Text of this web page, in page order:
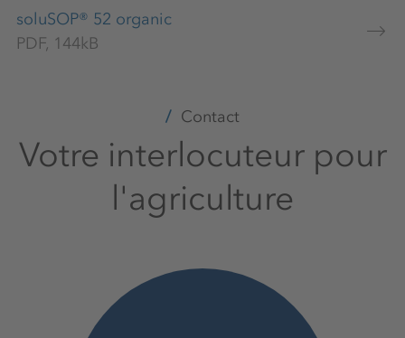
soluSOP® 52 organic
PDF, 144kB
Contact
Votre interlocuteur pour
l'agriculture